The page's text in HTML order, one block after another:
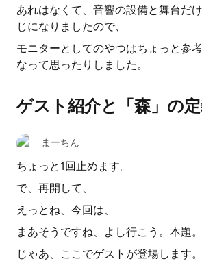
あれはなくて、音響の設備と舞台だ
じになりましたので、
モニターとしてのやつはちょっと参
なって思ったりしました。
ゲスト紹介と「森」の
まーちん
ちょっと1回止めます。
で、再開して、
えっとね、今回は、
まあそうですね、よし行こう。本題。
じゃあ、ここでゲストが登場します。